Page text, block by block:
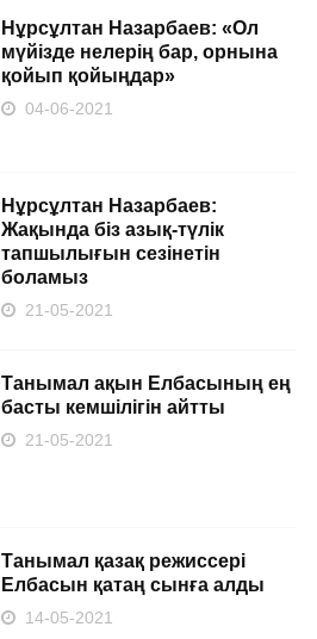
Нұрсұлтан Назарбаев: «Ол
мүйізде нелерің бар, орнына
қойып қойыңдар»
04-06-2021
Нұрсұлтан Назарбаев:
Жақында біз азық-түлік
тапшылығын сезінетін
боламыз
21-05-2021
Танымал ақын Елбасының ең
басты кемшілігін айтты
21-05-2021
Танымал қазақ режиссері
Елбасын қатаң сынға алды
14-05-2021